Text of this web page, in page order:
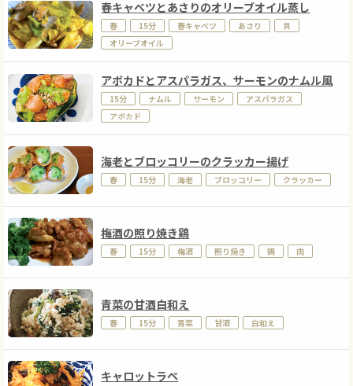
春キャベツとあさりのオリーブオイル蒸し
春 15分 春キャベツ あさり
貝
オリーブオイル
アボカドとアスパラガス、サーモンのナムル風
15分 ナムル サーモン
アスパラガス
アボカド
海老とブロッコリーのクラッカー揚げ
春 15分 海老 ブロッコリー クラッカー
梅酒の照り焼き鶏
春 15分 梅酒 照り焼き 鶏 肉
青菜の甘酒白和え
春 15分 青菜 甘酒 白和え
キャロットラペ